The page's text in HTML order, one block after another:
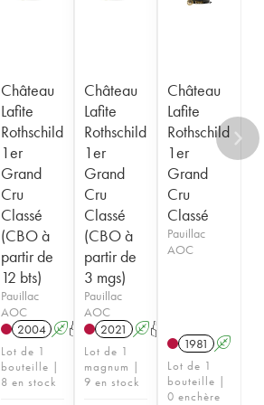
Château
Lafite
Rothschild
1er
Grand
Cru
Classé
(CBO à
partir de
12 bts)
Pauillac
AOC
2004 AT
Lot de 1
bouteille |
8 en stock
Château
Lafite
Rothschild
1er
Grand
Cru
Classé
(CBO à
partir de
3 mgs)
Pauillac
AOC
2021
AT
Lot de 1
magnum |
9 en stock
Château
Lafite
Rothschild
1er
Grand
Cru
Classé
Pauillac
AOC
1981 A
Lot de 1
bouteille |
0 enchère